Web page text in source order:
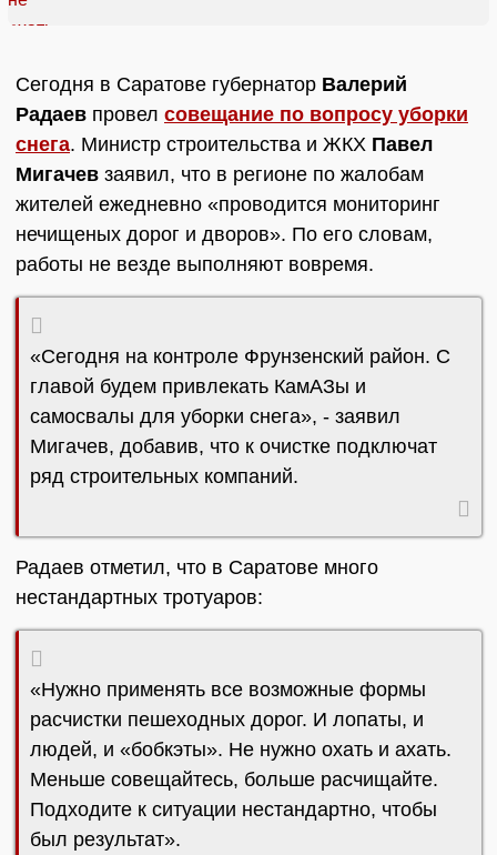
Сегодня в Саратове губернатор Валерий
Радаев провел совещание по вопросу уборки
снега. Министр строительства и ЖКХ Павел
Мигачев заявил, что в регионе по жалобам
жителей ежедневно «проводится мониторинг
нечищеных дорог и дворов». По его словам,
работы не везде выполняют вовремя.
«Сегодня на контроле Фрунзенский район. С
главой будем привлекать КамАЗы и
самосвалы для уборки снега», - заявил
Мигачев, добавив, что к очистке подключат
ряд строительных компаний.
Радаев отметил, что в Саратове много
нестандартных тротуаров:
«Нужно применять все возможные формы
расчистки пешеходных дорог. И лопаты, и
людей, и «бобкэты». Не нужно охать и ахать.
Меньше совещайтесь, больше расчищайте.
Подходите к ситуации нестандартно, чтобы
был результат».